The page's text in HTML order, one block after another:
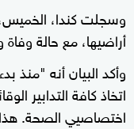
أراضيها، مع حالة
اتخاذ كافة التدابير
اختصاصيي الصحة. هذا